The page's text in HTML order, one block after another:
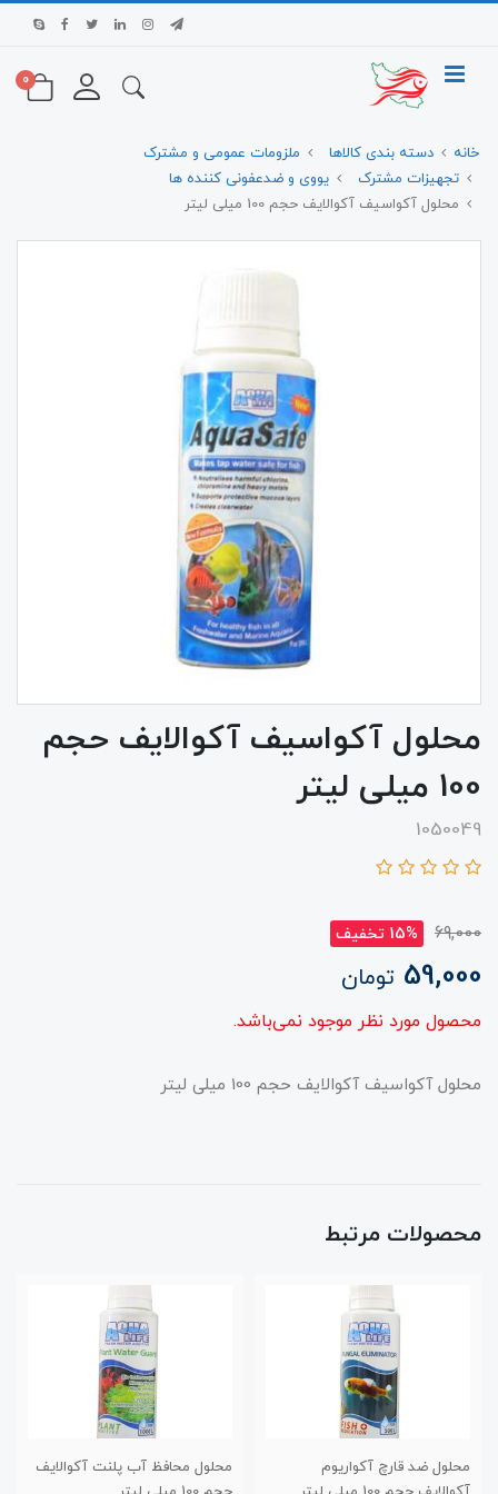
0
خانه دسته بندی کالاها
ملزومات عمومی و مشترک
تجهیزات مشترک
یووی و ضدعفونی کننده ها
محلول آکواسیف آکوالایف حجم 100 میلی لیتر
محلول آکواسیف آکوالایف حجم
100 میلی لیتر
1050049
69,000 15% تخفیف
59,000 تومان
محصول مورد نظر موجود نمی‌باشد.
محلول آکواسیف آکوالایف حجم 100 میلی لیتر
محصولات مرتبط
محلول محافظ آب پلنت آکوالایف
کود مایع هیومیک